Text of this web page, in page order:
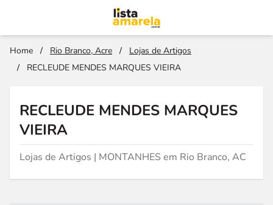
Home / Rio Branco, Acre /
Lojas de Artigos
/
RECLEUDE MENDES MARQUES VIEIRA
RECLEUDE MENDES MARQUES
VIEIRA
Lojas de Artigos | MONTANHES em Rio Branco, AC